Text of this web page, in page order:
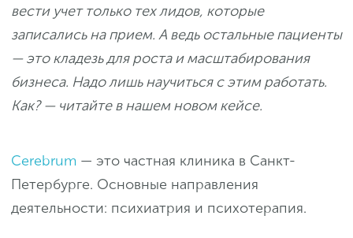
вести учет только тех лидов, которые
записались на прием. А ведь остальные пациенты
— это кладезь для роста и масштабирования
бизнеса. Надо лишь научиться с этим работать.
Как? — читайте в нашем новом кейсе.
Cerebrum — это частная клиника в Санкт-
Петербурге. Основные направления
деятельности: психиатрия и психотерапия.